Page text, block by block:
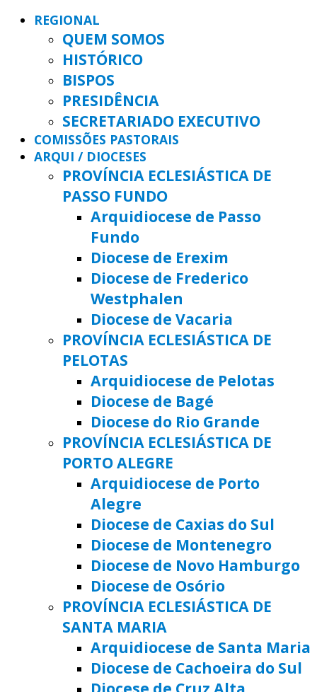
REGIONAL
QUEM SOMOS
HISTÓRICO
BISPOS
PRESIDÊNCIA
SECRETARIADO EXECUTIVO
COMISSÕES PASTORAIS
ARQUI / DIOCESES
PROVÍNCIA ECLESIÁSTICA DE
PASSO FUNDO
Arquidiocese de Passo
Fundo
Diocese de Erexim
Diocese de Frederico
Westphalen
Diocese de Vacaria
PROVÍNCIA ECLESIÁSTICA DE
PELOTAS
Arquidiocese de Pelotas
Diocese de Bagé
Diocese do Rio Grande
PROVÍNCIA ECLESIÁSTICA DE
PORTO ALEGRE
Arquidiocese de Porto
Alegre
Diocese de Caxias do Sul
Diocese de Montenegro
Diocese de Novo Hamburgo
Diocese de Osório
PROVÍNCIA ECLESIÁSTICA DE
SANTA MARIA
Arquidiocese de Santa Maria
Diocese de Cachoeira do Sul